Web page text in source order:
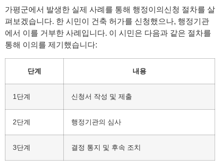
가평군에서 발생한 실제 사례를 통해 행정이의신청 절차를 살
펴보겠습니다. 한 시민이 건축 허가를 신청했으나, 행정기관
에서 이를 거부한 사례입니다. 이 시민은 다음과 같은 절차를
통해 이의를 제기했습니다:
단계 내용
1단계 신청서 작성 및 제출
2단계 행정기관의 심사
3단계 결정 통지 및 후속 조치